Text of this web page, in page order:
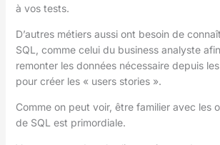
à vos tests.
D’autres métiers aussi ont besoin de
SQL, comme celui du business analyste
remonter les données nécessaire depuis
pour créer les « users stories ».
Comme on peut voir, être familier avec les
de SQL est primordiale.